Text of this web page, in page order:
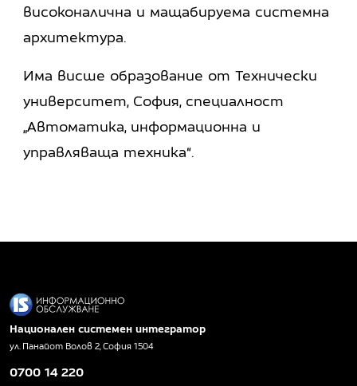
високоналична и мащабируема системна
архитектура.
Има висше образование от Технически
университет, София, специалност
„Автоматика, информационна и
управляваща техника“.
Национален системен интегратор
ул. Панайот Волов 2, София 1504
0700 14 220